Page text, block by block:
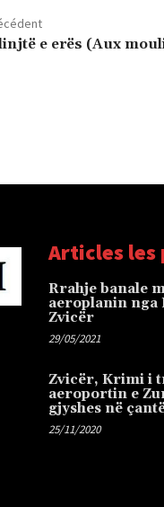
e erës (Aux
Articles les
Rrahje banale
aeroplanin nga
Zvicër
29/05/2021
Zvicër, Krimi i
aeroportin e
gjyshes në
25/11/2020